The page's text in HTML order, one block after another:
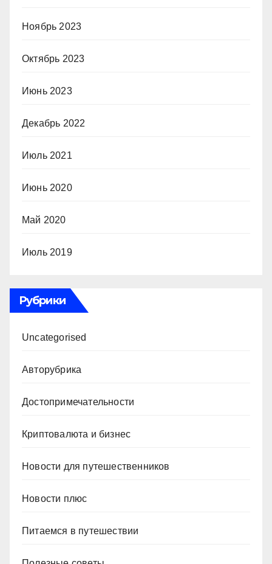
Ноябрь 2023
Октябрь 2023
Июнь 2023
Декабрь 2022
Июль 2021
Июнь 2020
Май 2020
Июль 2019
Рубрики
Uncategorised
Авторубрика
Достопримечательности
Криптовалюта и бизнес
Новости для путешественников
Новости плюс
Питаемся в путешествии